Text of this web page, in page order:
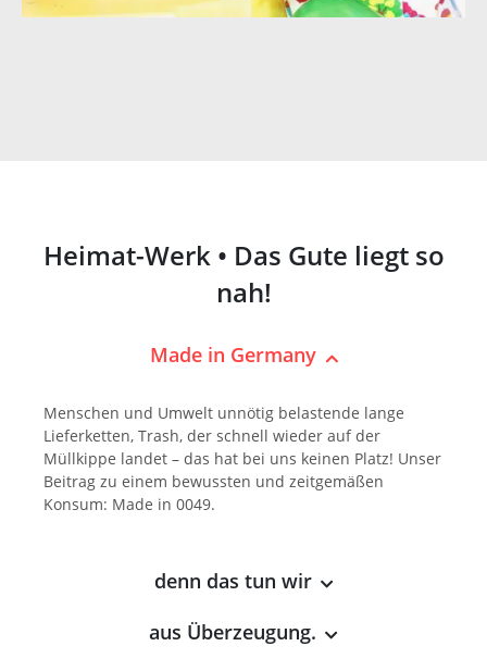
Heimat-Werk • Das Gute liegt so
nah!
Made in Germany
Menschen und Umwelt unnötig belastende lange
Lieferketten, Trash, der schnell wieder auf der
Müllkippe landet – das hat bei uns keinen Platz! Unser
Beitrag zu einem bewussten und zeitgemäßen
Konsum: Made in 0049.
denn das tun wir
aus Überzeugung.